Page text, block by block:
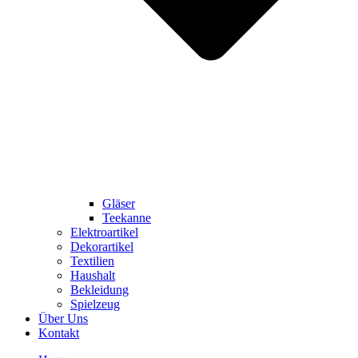
Gläser
Teekanne
Elektroartikel
Dekorartikel
Textilien
Haushalt
Bekleidung
Spielzeug
Über Uns
Kontakt